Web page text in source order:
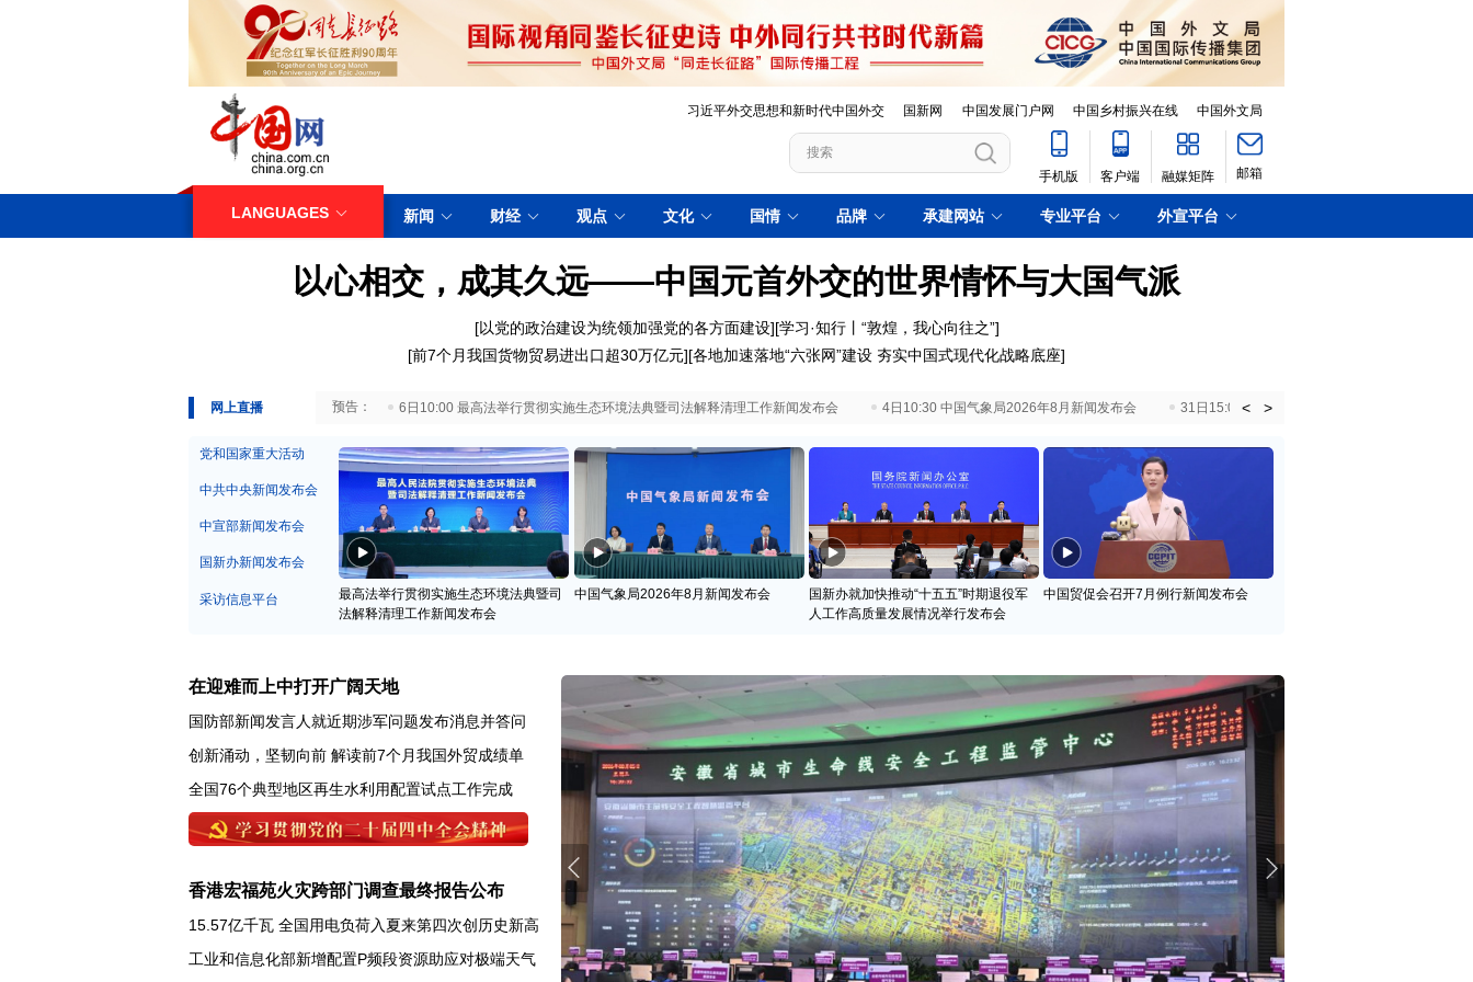
习近平外交思想和新时代中国外交 国新网 中国发展门户网 中国乡村振兴在线 中国外文局
手机版 客户端 融媒矩阵 邮箱
LANGUAGES 新闻 财经 观点 文化 国情 品牌 承建网站 专业平台 外宣平台
以心相交，成其久远——中国元首外交的世界情怀与大国气派
[以党的政治建设为统领加强党的各方面建设][学习·知行丨“敦煌，我心向往之”]
[前7个月我国货物贸易进出口超30万亿元][各地加速落地“六张网”建设 夯实中国式现代化战略底座]
网上直播
29日10:00 国务院台湾事务办公室7月29日举行新闻发布会 6日10:00 最高法举行贯彻实施生态环境法典暨司法解释清理工作新闻发布会 4日10:30 中国气象局2026年8月新闻发布会 31日15:00 国新办就加快推动“十五五”时期退役
< >
党和国家重大活动
中共中央新闻发布会
中宣部新闻发布会
国新办新闻发布会
采访信息平台
最高法举行贯彻实施生态环境法典暨司
法解释清理工作新闻发布会
中国气象局2026年8月新闻发布会
国新办就加快推动“十五五”时期退役军
人工作高质量发展情况举行发布会
中国贸促会召开7月例行新闻发布会
在迎难而上中打开广阔天地
国防部新闻发言人就近期涉军问题发布消息并答问
创新涌动，坚韧向前 解读前7个月我国外贸成绩单
全国76个典型地区再生水利用配置试点工作完成
香港宏福苑火灾跨部门调查最终报告公布
15.57亿千瓦 全国用电负荷入夏来第四次创历史新高
工业和信息化部新增配置P频段资源助应对极端天气